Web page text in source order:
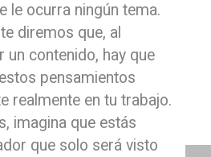
le ocurra ningún tema.
diremos que, al
contenido, hay que
pensamientos
realmente en tu trabajo.
imagina que estás
que solo será visto